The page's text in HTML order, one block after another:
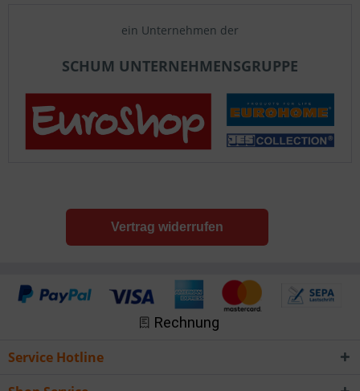
ein Unternehmen der
SCHUM UNTERNEHMENSGRUPPE
Vertrag widerrufen
Service Hotline